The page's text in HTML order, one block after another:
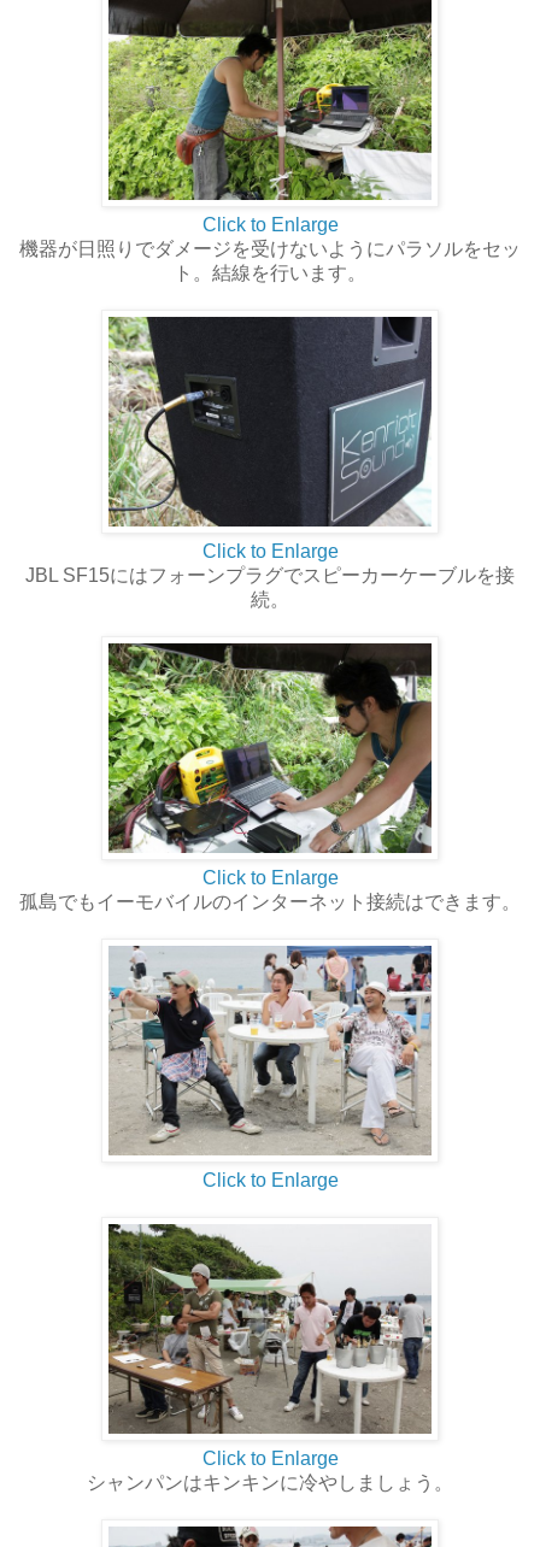
Click to Enlarge
機器が日照りでダメージを受けないようにパラソルをセッ
ト。結線を行います。
Click to Enlarge
JBL SF15にはフォーンプラグでスピーカーケーブルを接
続。
Click to Enlarge
孤島でもイーモバイルのインターネット接続はできます。
Click to Enlarge
Click to Enlarge
シャンパンはキンキンに冷やしましょう。